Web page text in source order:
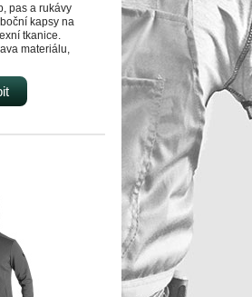
pas a rukávy
kapsy na
tkanice.
materiálu,
Použití v práci
pro potisk a